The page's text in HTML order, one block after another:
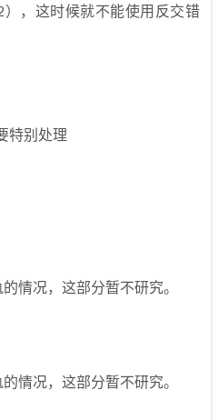
，这时候就不能使用反交错
特别处理
情况，这部分暂不研究。
情况，这部分暂不研究。